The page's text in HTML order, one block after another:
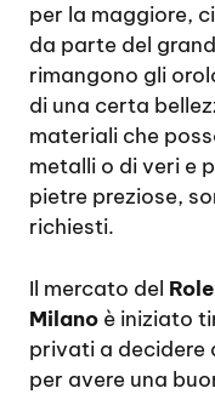
per la maggiore,
da parte del
rimangono gli
di una certa
materiali che
metalli o di veri e
pietre preziose,
richiesti.
Il mercato del
Milano è iniziato
privati a decidere
per avere una